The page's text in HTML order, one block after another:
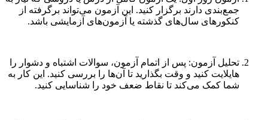
جمع‌بندی دارند برگزار کنید. این آزمون می‌تواند برگرفته از
کنکورهای سال‌های گذشته یا آزمون‌های آزمایشی باشد.
تحلیل آزمون: پس از اتمام آزمون، سوالات اشتباه و دشوار را
هایلایت کنید و وقت بگذارید تا آن‌ها را بررسی کنید. این کار به
شما کمک می‌کند تا نقاط ضعف خود را شناسایی کنید.